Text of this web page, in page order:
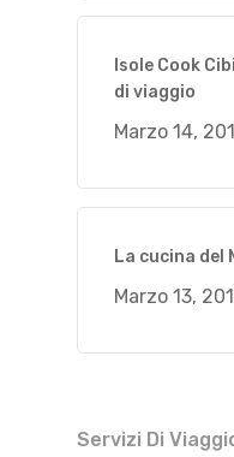
Isole Cook
di viaggio
Marzo 14,
La cucina del
Marzo 13,
Servizi Di